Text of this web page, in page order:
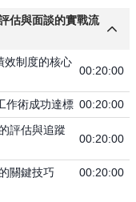
估與面談的實戰流
效制度的核心
00:20:00
作術成功達標 00:20:00
評估與追蹤
00:20:00
關鍵技巧 00:20:00